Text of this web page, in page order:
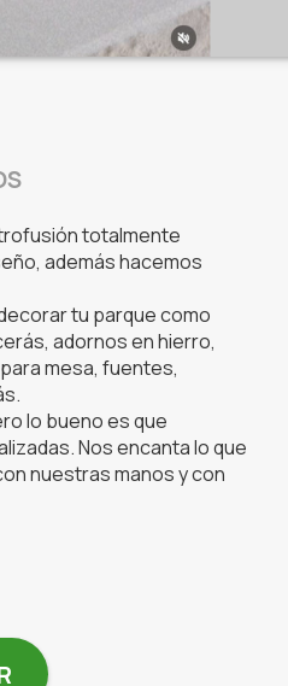
totalmente
además hacemos
tu parque como
adornos en hierro,
mesa, fuentes,
lo bueno es que
Nos encanta lo que
nuestras manos y con